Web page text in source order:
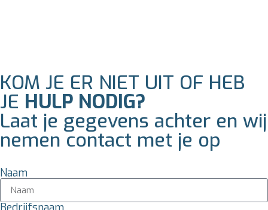
KOM JE ER NIET UIT OF HEB
JE HULP NODIG?
Laat je gegevens achter en wij
nemen contact met je op
Naam